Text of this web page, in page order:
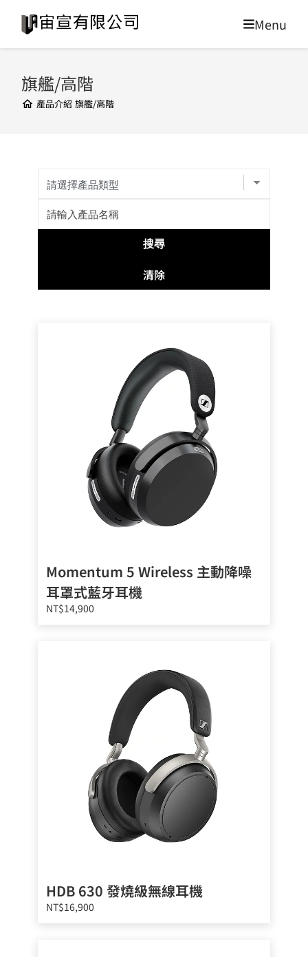
旗艦/高階
產品介紹 旗艦/高階
清除
Momentum 5 Wireless 主動降噪
耳罩式藍牙耳機
NT$14,900
HDB 630 發燒級無線耳機
NT$16,900